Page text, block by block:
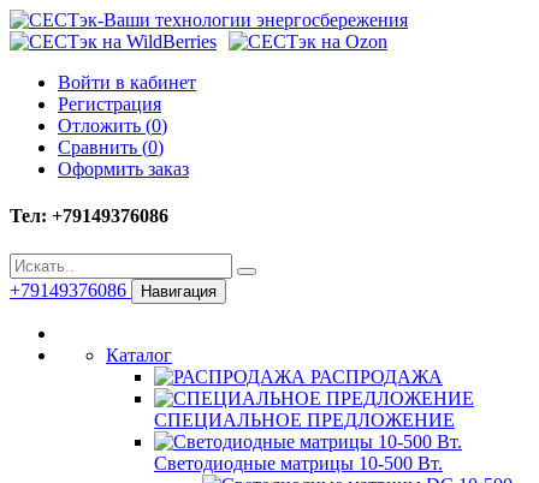
Войти в кабинет
Регистрация
Отложить (0)
Сравнить (0)
Оформить заказ
Тел: +79149376086
+79149376086 Навигация
Каталог
РАСПРОДАЖА
СПЕЦИАЛЬНОЕ ПРЕДЛОЖЕНИЕ
Светодиодные матрицы 10-500 Вт.